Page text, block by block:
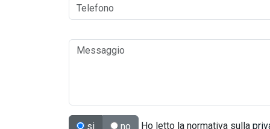
si no Ho letto la normativa sulla